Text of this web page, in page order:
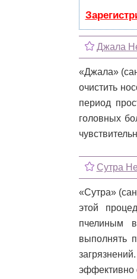
Джала
«Джала»
очистить
период
головных
Сутра
«Сутра»
этой
пчелиным
выполнять
эффективно